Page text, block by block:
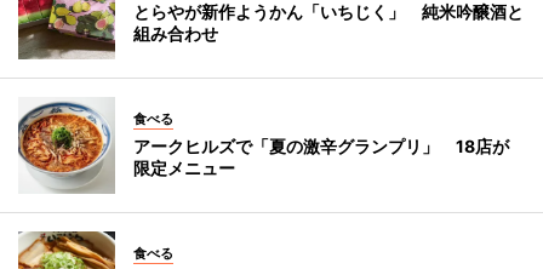
とらやが新作ようかん「いちじく」 純米吟醸酒と
組み合わせ
食べる
アークヒルズで「夏の激辛グランプリ」 18店が
限定メニュー
食べる